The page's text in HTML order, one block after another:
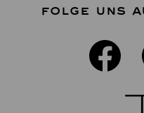
FOLGE UNS